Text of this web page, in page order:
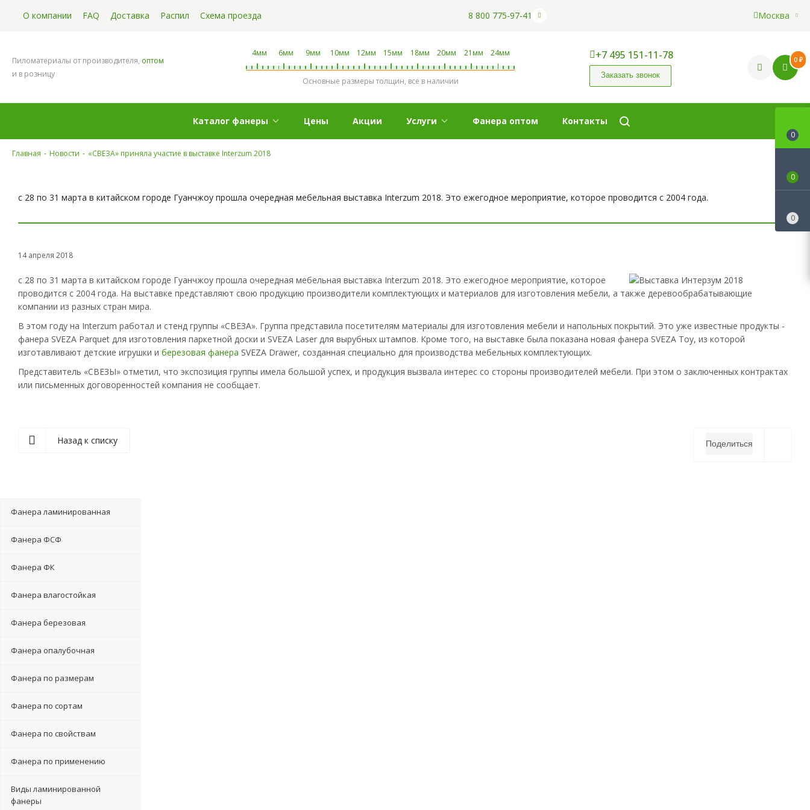
О компании FAQ Доставка Распил Схема проезда 8 800 775-97-41 Москва
Пиломатериалы от производителя, оптом
и в розницу
4мм 6мм 9мм 10мм 12мм 15мм 18мм 20мм 21мм 24мм
Основные размеры толщин, все в наличии
+7 495 151-11-78
Заказать звонок
0 ₽
Каталог фанеры Цены Акции Услуги Фанера оптом Контакты
Главная - Новости - «СВЕЗА» приняла участие в выставке Interzum 2018
с 28 по 31 марта в китайском городе Гуанчжоу прошла очередная мебельная выставка Interzum 2018. Это ежегодное мероприятие, которое проводится с 2004 года.
14 апреля 2018
с 28 по 31 марта в китайском городе Гуанчжоу прошла очередная мебельная выставка Interzum 2018. Это ежегодное мероприятие, которое
проводится с 2004 года. На выставке представляют свою продукцию производители комплектующих и материалов для изготовления мебели, а также деревообрабатывающие
компании из разных стран мира.
В этом году на Interzum работал и стенд группы «СВЕЗА». Группа представила посетителям материалы для изготовления мебели и напольных покрытий. Это уже известные продукты -
фанера SVEZA Parquet для изготовления паркетной доски и SVEZA Laser для вырубных штампов. Кроме того, на выставке была показана новая фанера SVEZA Toy, из которой
изготавливают детские игрушки и березовая фанера SVEZA Drawer, созданная специально для производства мебельных комплектующих.
Представитель «СВЕЗЫ» отметил, что экспозиция группы имела большой успех, и продукция вызвала интерес со стороны производителей мебели. При этом о заключенных контрактах
или письменных договоренностей компания не сообщает.
Поделиться
Назад к списку
Фанера ламинированная
Фанера ФСФ
Фанера ФК
Фанера влагостойкая
Фанера березовая
Фанера опалубочная
Фанера по размерам
Фанера по сортам
Фанера по свойствам
Фанера по применению
Виды ламинированной
фанеры
0
0
0